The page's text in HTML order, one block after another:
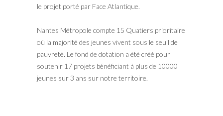
le projet porté par Face Atlantique.
Nantes Métropole compte 15 Quatiers prioritaire
où la majorité des jeunes vivent sous le seuil de
pauvreté. Le fond de dotation a été créé pour
soutenir 17 projets bénéficiant à plus de 10000
jeunes sur 3 ans sur notre territoire.